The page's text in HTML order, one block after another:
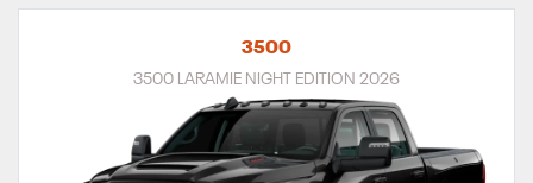
3500
3500 LARAMIE NIGHT EDITION 2026